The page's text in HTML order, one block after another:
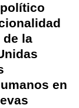
de la
en